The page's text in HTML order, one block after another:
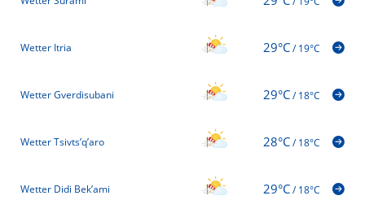
Wetter Itria 29°C/19°C
Wetter Gverdisubani 29°C/18°C
Wetter Tsivts’q’aro 28°C/18°C
Wetter Didi Bek’ami 29°C/18°C